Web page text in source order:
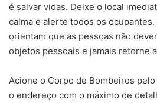
é salvar vidas. Deixe o local
calma e alerte todos os
orientam que as pessoas não
objetos pessoais e jamais retorne
Acione o Corpo de Bombeiros
o endereço com o máximo de